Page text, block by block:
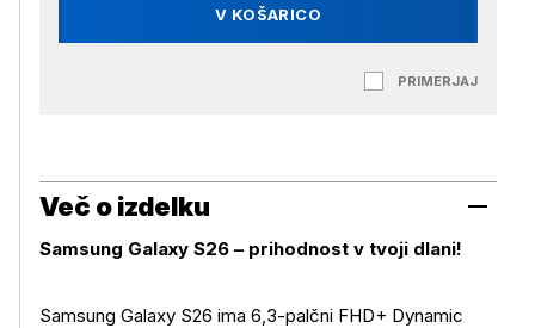
V KOŠARICO
PRIMERJAJ
Več o izdelku
Samsung Galaxy S26 – prihodnost v tvoji dlani!
Samsung Galaxy S26 ima 6,3-palčni FHD+ Dynamic